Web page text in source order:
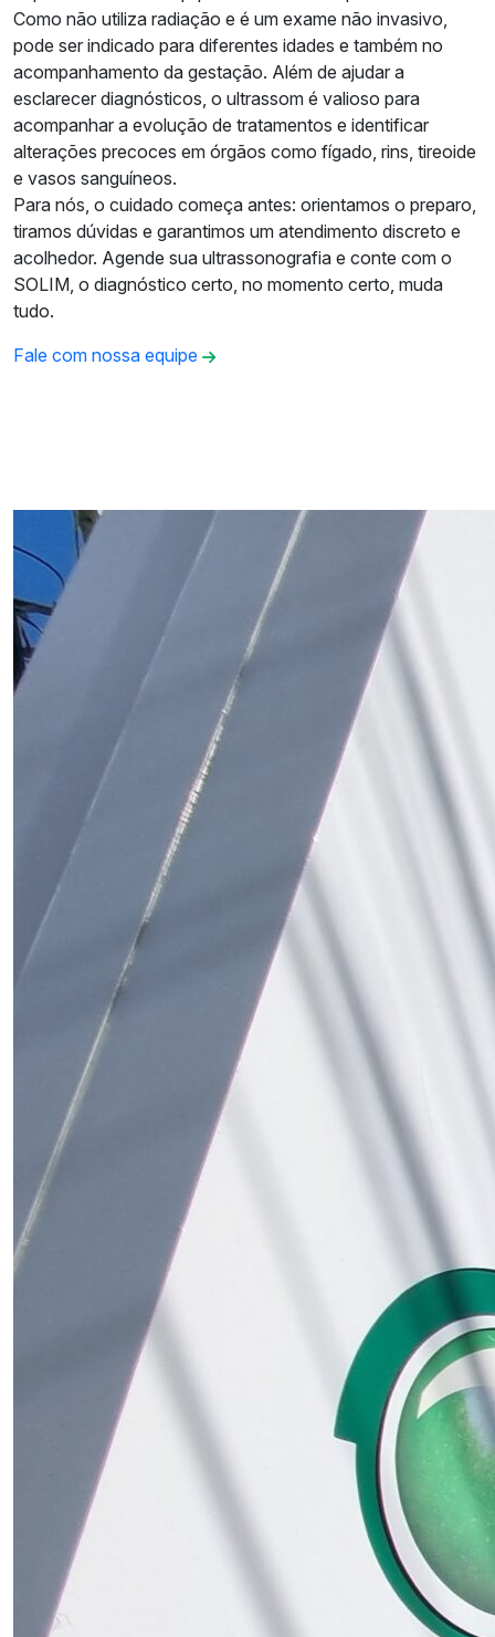
Como não utiliza radiação e é um exame não invasivo,
pode ser indicado para diferentes idades e também no
acompanhamento da gestação. Além de ajudar a
esclarecer diagnósticos, o ultrassom é valioso para
acompanhar a evolução de tratamentos e identificar
alterações precoces em órgãos como fígado, rins, tireoide
e vasos sanguíneos.
Para nós, o cuidado começa antes: orientamos o preparo,
tiramos dúvidas e garantimos um atendimento discreto e
acolhedor. Agende sua ultrassonografia e conte com o
SOLIM, o diagnóstico certo, no momento certo, muda
tudo.
Fale com nossa equipe